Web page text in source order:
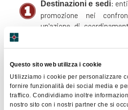
Questo sito web utilizza i cookie
Utilizziamo i cookie per personalizzare
fornire funzionalità dei social media e
traffico. Condividiamo inoltre
nostro sito con i nostri partner che si
Destinazioni e sedi:
promozione nei
un'azione di
dell'offerta congressuale del
strutture che gestiscono spazi
Organizzazione
ECM : organizzatori di
eventi aggregativi;